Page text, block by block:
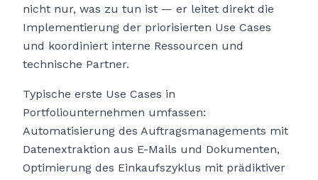
nicht nur, was zu tun ist — er leitet direkt die
Implementierung der priorisierten Use Cases
und koordiniert interne Ressourcen und
technische Partner.
Typische erste Use Cases in
Portfoliounternehmen umfassen:
Automatisierung des Auftragsmanagements mit
Datenextraktion aus E-Mails und Dokumenten,
Optimierung des Einkaufszyklus mit prädiktiver